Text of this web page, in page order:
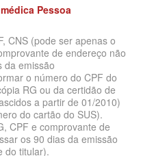
EMPRESARIAL
EMPRESARIAL
INDIVIDUAL
Pessoa
CNS (pode ser apenas o
de endereço não
da emissão
o número do CPF do
RG ou da certidão de
a partir de 01/2010)
do cartão do SUS).
CPF e comprovante de
os 90 dias da emissão
do titular).